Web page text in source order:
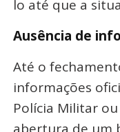
lo até que a
Ausência de
Até o
informações
Polícia Militar
abertura de um